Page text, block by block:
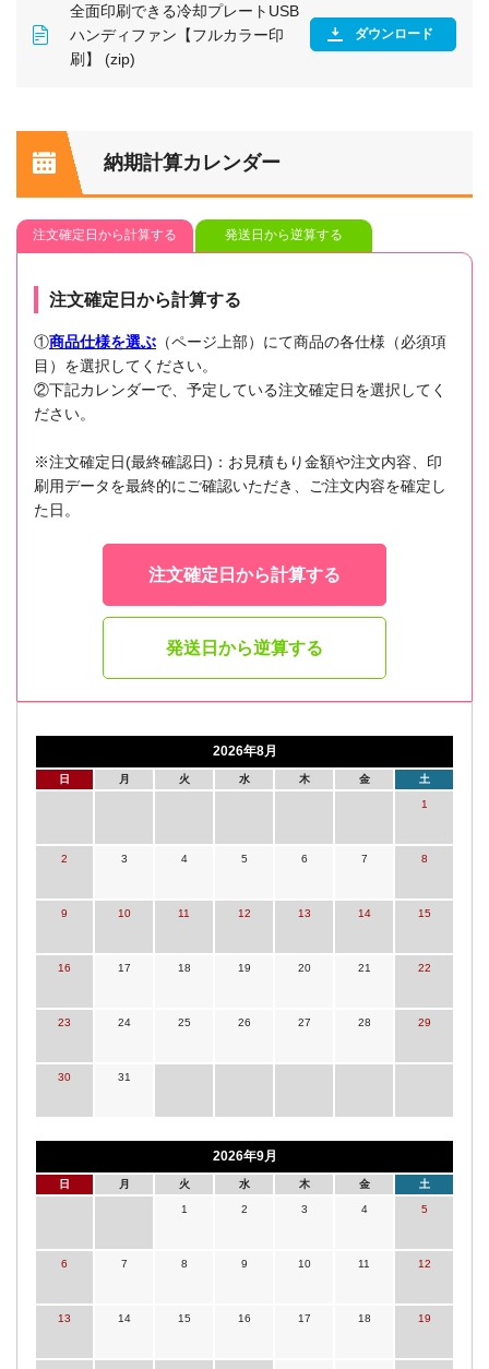
全面印刷できる冷却プレートUSB
ハンディファン【フルカラー印
刷】 (zip)
ダウンロード
納期計算カレンダー
注文確定日から計算する 発送日から逆算する
注文確定日から計算する
①商品仕様を選ぶ （ページ上部）にて商品の各仕様（必須項
目）を選択してください。
②下記カレンダーで、予定している注文確定日を選択してく
ださい。
※注文確定日(最終確認日)：お見積もり金額や注文内容、印
刷用データを最終的にご確認いただき、ご注文内容を確定し
た日。
注文確定日から計算する
発送日から逆算する
2026年8月
日 月 火 水 木 金 土
1
2 3 4 5 6 7 8
9 10 11 12 13 14 15
16 17 18 19 20 21 22
23 24 25 26 27 28 29
30 31
2026年9月
日 月 火 水 木 金 土
1 2 3 4 5
6 7 8 9 10 11 12
13 14 15 16 17 18 19